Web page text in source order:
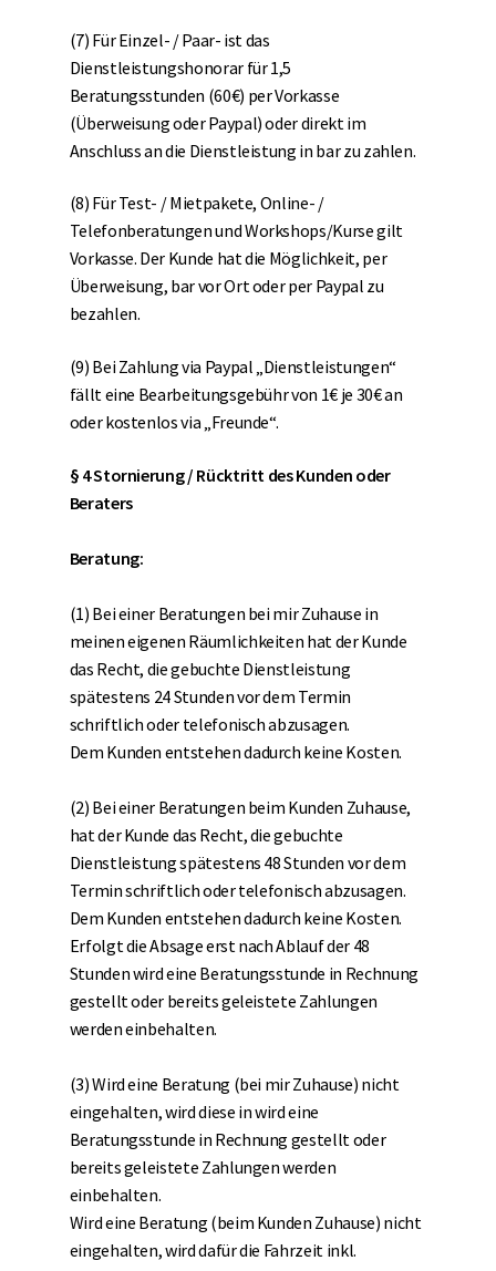
(7) Für Einzel- / Paar- ist das
Dienstleistungshonorar für 1,5
Beratungsstunden (60€) per Vorkasse
(Überweisung oder Paypal) oder direkt im
Anschluss an die Dienstleistung in bar zu zahlen.
(8) Für Test- / Mietpakete, Online- /
Telefonberatungen und Workshops/Kurse gilt
Vorkasse. Der Kunde hat die Möglichkeit, per
Überweisung, bar vor Ort oder per Paypal zu
bezahlen.
(9) Bei Zahlung via Paypal „Dienstleistungen“
fällt eine Bearbeitungsgebühr von 1€ je 30€ an
oder kostenlos via „Freunde“.
§ 4 Stornierung / Rücktritt des Kunden oder
Beraters
Beratung:
(1) Bei einer Beratungen bei mir Zuhause in
meinen eigenen Räumlichkeiten hat der Kunde
das Recht, die gebuchte Dienstleistung
spätestens 24 Stunden vor dem Termin
schriftlich oder telefonisch abzusagen.
Dem Kunden entstehen dadurch keine Kosten.
(2) Bei einer Beratungen beim Kunden Zuhause,
hat der Kunde das Recht, die gebuchte
Dienstleistung spätestens 48 Stunden vor dem
Termin schriftlich oder telefonisch abzusagen.
Dem Kunden entstehen dadurch keine Kosten.
Erfolgt die Absage erst nach Ablauf der 48
Stunden wird eine Beratungsstunde in Rechnung
gestellt oder bereits geleistete Zahlungen
werden einbehalten.
(3) Wird eine Beratung (bei mir Zuhause) nicht
eingehalten, wird diese in wird eine
Beratungsstunde in Rechnung gestellt oder
bereits geleistete Zahlungen werden
einbehalten.
Wird eine Beratung (beim Kunden Zuhause) nicht
eingehalten, wird dafür die Fahrzeit inkl.